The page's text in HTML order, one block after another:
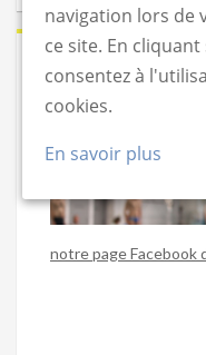
2020-06-24
VOUS CHERCHEZ
notre page Facebook
navigation lors de
ce site. En
consentez à
cookies.
En savoir plus